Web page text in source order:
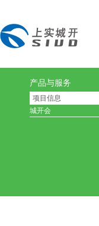
产品与服务
项目信息
城开会